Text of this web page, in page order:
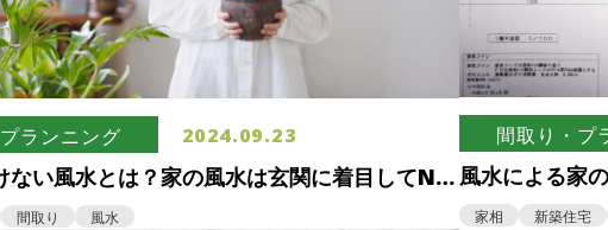
ランニング 2024.09.23
ない風水とは？家の風水は玄関に着目してNG
よう
間取り 風水
間取り・プ
風水による家
紹介！
家相 新築住宅